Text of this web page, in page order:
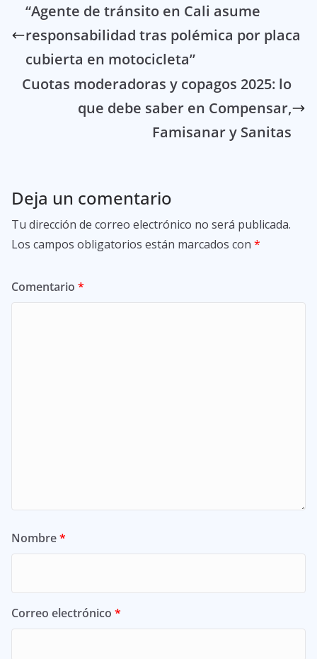
“Agente de tránsito en Cali asume
responsabilidad tras polémica por placa
cubierta en motocicleta”
Cuotas moderadoras y copagos 2025: lo
que debe saber en Compensar,
Famisanar y Sanitas
Deja un comentario
Tu dirección de correo electrónico no será publicada.
Los campos obligatorios están marcados con *
Comentario *
Nombre*
Correo electrónico *